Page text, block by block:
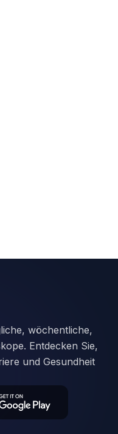
wöchentliche,
Entdecken Sie,
und Gesundheit